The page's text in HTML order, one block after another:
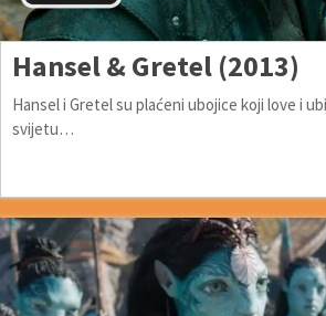
Hansel & Gretel (2013)
Hansel i Gretel su plaćeni ubojice koji love i
svijetu…